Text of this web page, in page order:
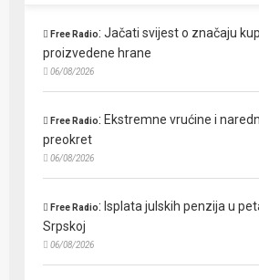
Free Radio:Jačati svijest o značaju
proizvedene hrane
06/08/2026
Free Radio: Ekstremne vrućine i
preokret
06/08/2026
Free Radio: Isplata julskih penzija u
Srpskoj
06/08/2026